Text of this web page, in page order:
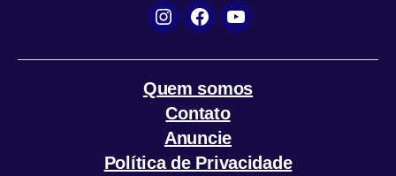
Instagram
FacebookYouTube
Quem somos
Contato
Anuncie
Política de Privacidade